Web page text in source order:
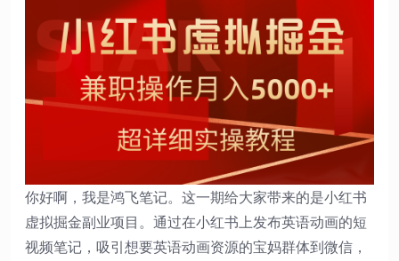
你好啊，我是鸿飞笔记。这一期给大家带来的是小红书
虚拟掘金副业项目。通过在小红书上发布英语动画的短
视频笔记，吸引想要英语动画资源的宝妈群体到微信，